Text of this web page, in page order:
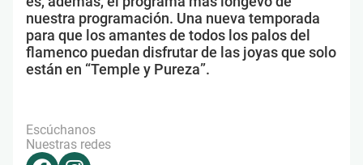
nuestra programación. Una nueva temporada
para que los amantes de todos los palos del
flamenco puedan disfrutar de las joyas que solo
están en “Temple y Pureza”.
Escúchanos
Nuestras redes